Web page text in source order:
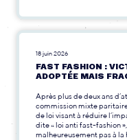
18 juin 2026
FAST FASHION :
ADOPTÉE MAIS
Après plus de deux ans
commission mixte
de loi visant à réduire
dite « loi anti fast-fashion
malheureusement pas à